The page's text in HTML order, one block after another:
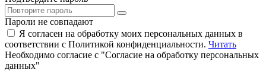
Пароли не совпадают
Я согласен на обработку моих персональных данных в
соответствии с Политикой конфиденциальности. Читать
Необходимо согласие с "Согласие на обработку персональных
данных"